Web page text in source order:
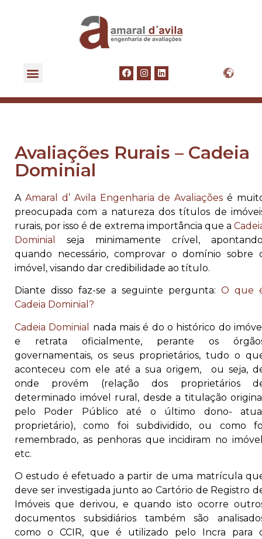
Avaliações Rurais – Cadeia
Dominial
A Amaral d’ Avila Engenharia de Avaliações é
preocupada com a natureza dos títulos de
rurais, por isso é de extrema importância que a
Dominial
seja minimamente crível,
quando necessário, comprovar o domínio sobre
imóvel, visando dar credibilidade ao título.
Diante disso faz-se a seguinte pergunta: O que
Cadeia Dominial?
Cadeia Dominial
nada mais é do o histórico do
e retrata oficialmente, perante os
governamentais, os seus proprietários, tudo o
aconteceu com ele até a sua origem, ou seja,
onde provém (relação dos proprietários
determinado imóvel rural, desde a titulação
pelo Poder Público até o último dono-
proprietário), como foi subdividido, ou como
remembrado, as penhoras que incidiram no
etc.
O estudo é efetuado a partir de uma matrícula
deve ser investigada junto ao Cartório de Registro
Imóveis que derivou, e quando isto ocorre
documentos subsidiários também são
como o CCIR, que é utilizado pelo Incra para